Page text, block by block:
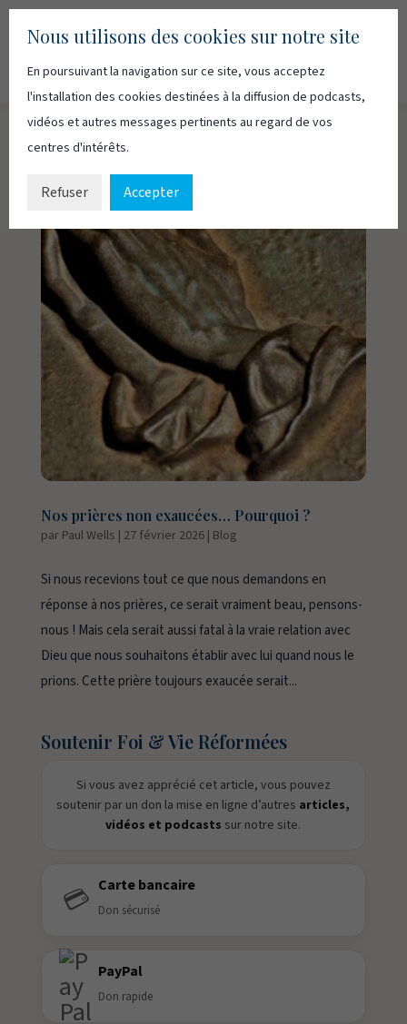
Nos prières non exaucées… Pourquoi ?
par Paul Wells | 27 février 2026| Blog
Si nous recevions tout ce que nous demandons en
réponse à nos prières, ce serait vraiment beau, pensons-
nous ! Mais cela serait aussi fatal à la vraie relation avec
Dieu que nous souhaitons établir avec lui quand nous le
prions. Cette prière toujours exaucée serait...
Soutenir Foi & Vie Réformées
Si vous avez apprécié cet article, vous pouvez
soutenir par un don la mise en ligne d’autres articles,
vidéos et podcasts sur notre site.
💳 Carte bancaire
Don sécurisé
PayPal
Don rapide
Nous utilisons des cookies sur notre site
En poursuivant la navigation sur ce site, vous acceptez
l'installation des cookies destinées à la diffusion de podcasts,
vidéos et autres messages pertinents au regard de vos
centres d'intérêts.
Refuser Accepter